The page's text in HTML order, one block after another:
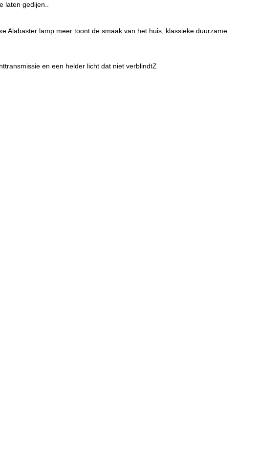
gedijen..
Alabaster lamp meer toont de smaak van het huis, klassieke duurzame.
en een helder licht dat niet verblindtZ